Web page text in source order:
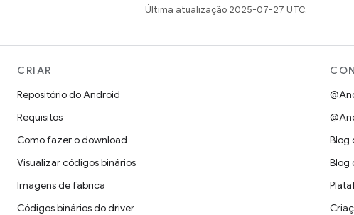
Última atualização 2025-07-27 UTC.
CRIAR
Repositório do Android
Requisitos
Como fazer o download
Visualizar códigos binários
Imagens de fábrica
Códigos binários do driver
Blog
Blog